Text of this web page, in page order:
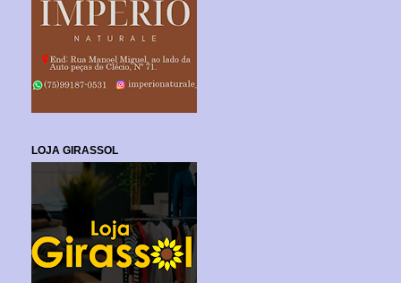
LOJA GIRASSOL